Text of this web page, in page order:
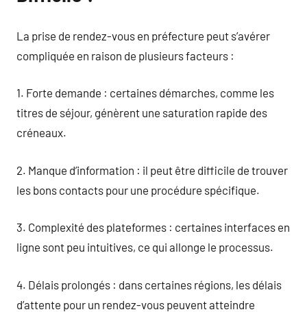
La prise de rendez-vous en préfecture peut s’avérer
compliquée en raison de plusieurs facteurs :
1. Forte demande : certaines démarches, comme les
titres de séjour, génèrent une saturation rapide des
créneaux.
2. Manque d’information : il peut être difficile de trouver
les bons contacts pour une procédure spécifique.
3. Complexité des plateformes : certaines interfaces en
ligne sont peu intuitives, ce qui allonge le processus.
4. Délais prolongés : dans certaines régions, les délais
d’attente pour un rendez-vous peuvent atteindre